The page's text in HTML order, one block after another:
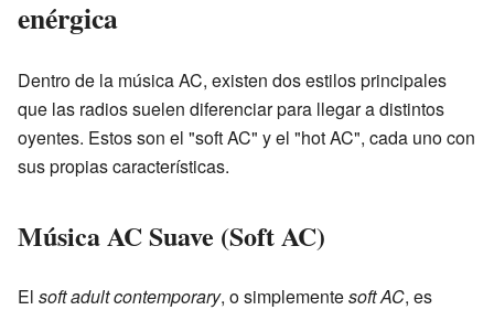
enérgica
Dentro de la música AC, existen dos estilos principales
que las radios suelen diferenciar para llegar a distintos
oyentes. Estos son el "soft AC" y el "hot AC", cada uno con
sus propias características.
Música AC Suave (Soft AC)
El soft adult contemporary, o simplementesoft AC, es